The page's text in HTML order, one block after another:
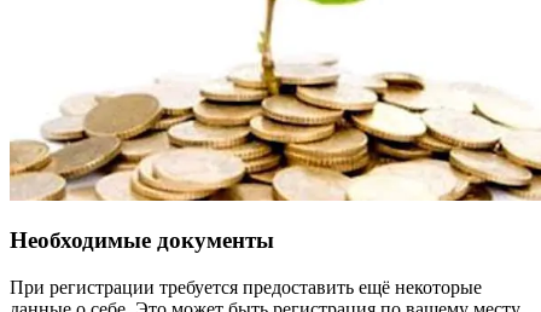
Необходимые документы
При регистрации требуется предоставить ещё некоторые